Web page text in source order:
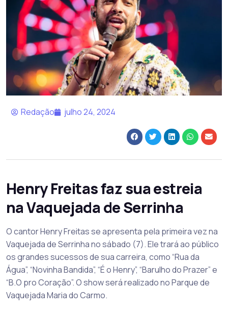
Redação julho 24, 2024
Henry Freitas faz sua estreia
na Vaquejada de Serrinha
O cantor Henry Freitas se apresenta pela primeira vez na
Vaquejada de Serrinha no sábado (7). Ele trará ao público
os grandes sucessos de sua carreira, como “Rua da
Água”, “Novinha Bandida”, “É o Henry”, “Barulho do Prazer” e
“B.O pro Coração”. O show será realizado no Parque de
Vaquejada Maria do Carmo.